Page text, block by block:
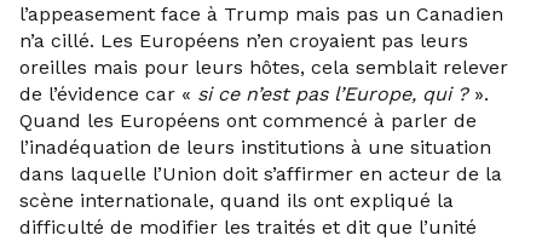
l’appeasement face à Trump mais pas un Canadien
n’a cillé. Les Européens n’en croyaient pas leurs
oreilles mais pour leurs hôtes, cela semblait relever
de l’évidence car « si ce n’est pas l’Europe, qui ?».
Quand les Européens ont commencé à parler de
l’inadéquation de leurs institutions à une situation
dans laquelle l’Union doit s’affirmer en acteur de la
scène internationale, quand ils ont expliqué la
difficulté de modifier les traités et dit que l’unité